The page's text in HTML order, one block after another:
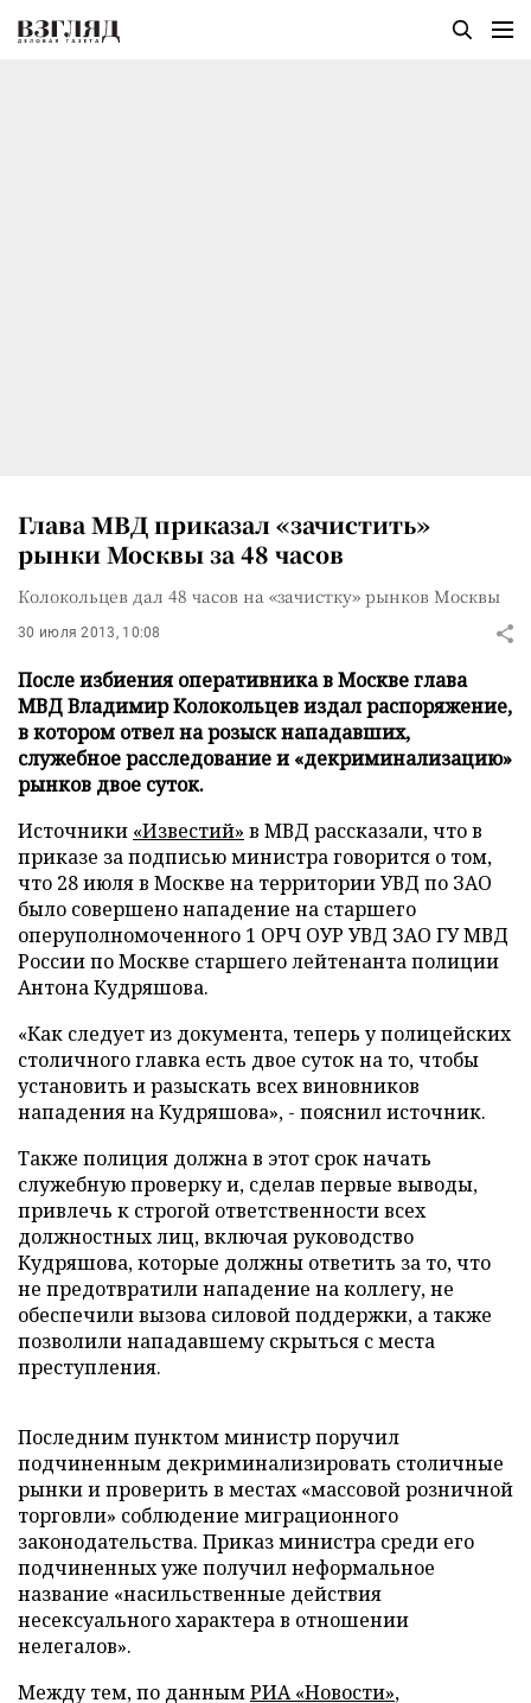
Глава МВД приказал «зачистить»
рынки Москвы за 48 часов
Колокольцев дал 48 часов на «зачистку» рынков Москвы
30 июля 2013, 10:08
После избиения оперативника в Москве глава
МВД Владимир Колокольцев издал распоряжение,
в котором отвел на розыск нападавших,
служебное расследование и «декриминализацию»
рынков двое суток.
Источники «Известий» в МВД рассказали, что в
приказе за подписью министра говорится о том,
что 28 июля в Москве на территории УВД по ЗАО
было совершено нападение на старшего
оперуполномоченного 1 ОРЧ ОУР УВД ЗАО ГУ МВД
России по Москве старшего лейтенанта полиции
Антона Кудряшова.
«Как следует из документа, теперь у полицейских
столичного главка есть двое суток на то, чтобы
установить и разыскать всех виновников
нападения на Кудряшова», - пояснил источник.
Также полиция должна в этот срок начать
служебную проверку и, сделав первые выводы,
привлечь к строгой ответственности всех
должностных лиц, включая руководство
Кудряшова, которые должны ответить за то, что
не предотвратили нападение на коллегу, не
обеспечили вызова силовой поддержки, а также
позволили нападавшему скрыться с места
преступления.
Последним пунктом министр поручил
подчиненным декриминализировать столичные
рынки и проверить в местах «массовой розничной
торговли» соблюдение миграционного
законодательства. Приказ министра среди его
подчиненных уже получил неформальное
название «насильственные действия
несексуального характера в отношении
нелегалов».
Между тем, по даннымРИА «Новости»,